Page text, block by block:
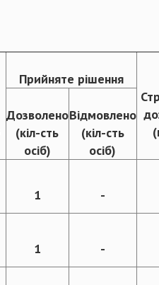
Прийняте рішення
Дозволено
(кіл-сть
осіб)
Відмовлено
(кіл-сть
осіб)
1 -
1 -